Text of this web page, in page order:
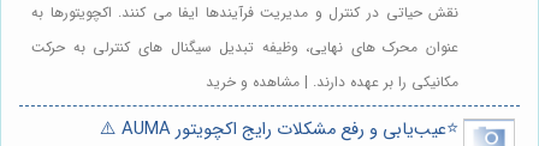
نقش حیاتی در کنترل و مدیریت فرآیندها ایفا می کنند. اکچویتورها به
عنوان محرک های نهایی، وظیفه تبدیل سیگنال های کنترلی به حرکت
مکانیکی را بر عهده دارند. | مشاهده و خرید
⭐️عیب‌یابی و رفع مشکلات رایج اکچویتور AUMA ⚠️